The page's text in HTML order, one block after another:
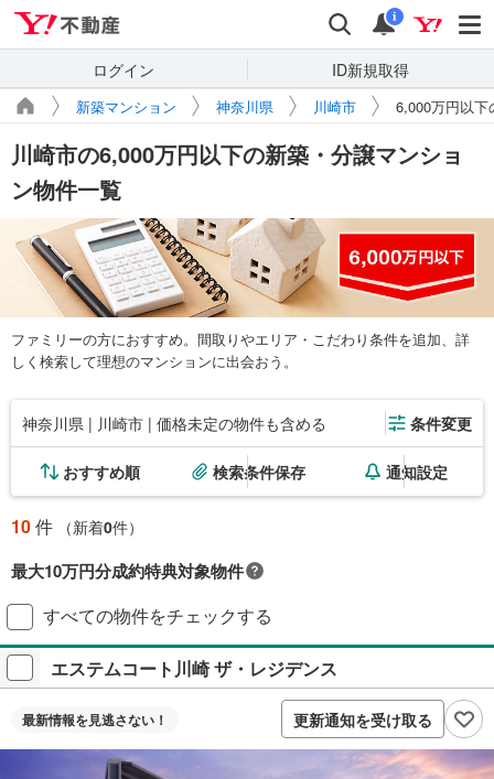
検索 通知
i
ログイン ID新規取得
新築マンション 神奈川県 川崎市 6,000万円以
川崎市の6,000万円以下の新築・分譲マンショ
ン物件一覧
ファミリーの方におすすめ。間取りやエリア・こだわり条件を追加、詳
しく検索して理想のマンションに出会おう。
神奈川県 | 川崎市 | 価格未定の物件も含める 条件変更
おすすめ順 検索条件保存 通知設定
10件 （新着0件）
最大10万円分成約特典対象物件
対象の新築マンションご成約で最大10万円相当のPayPayポイント※もら
える！毎月先着2,000名様（成約報告順）ご成約後に契約書アップロード
＋アンケート回答が必要です。
プレゼントの詳細を見る
すべての物件をチェックする
エステムコート川崎 ザ・レジデンス
最新情報を見逃さない！ 更新通知を受け取る